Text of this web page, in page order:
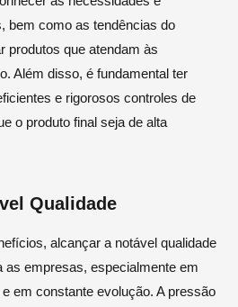
bem como as tendências do
produtos que atendam às
Além disso, é fundamental ter
e rigorosos controles de
o produto final seja de alta
Qualidade
alcançar a notável qualidade
as empresas, especialmente em
em constante evolução. A pressão